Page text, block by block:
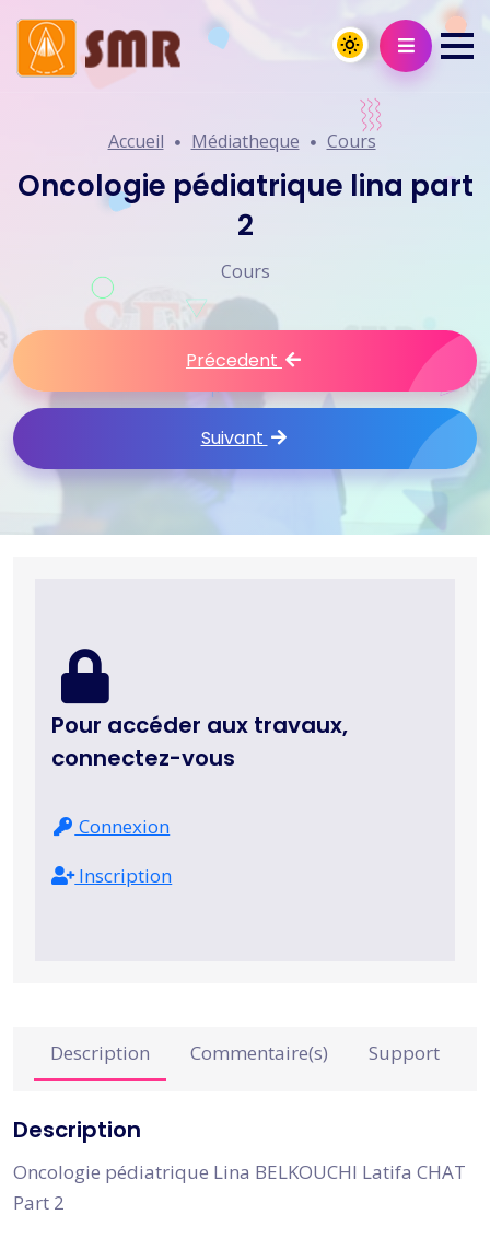
Accueil Médiatheque Cours
Oncologie pédiatrique lina part
2
Cours
Précedent
Suivant
Pour accéder aux travaux,
connectez-vous
Connexion
Inscription
Description Commentaire(s) Support
Description
Oncologie pédiatrique Lina BELKOUCHI Latifa CHAT
Part 2